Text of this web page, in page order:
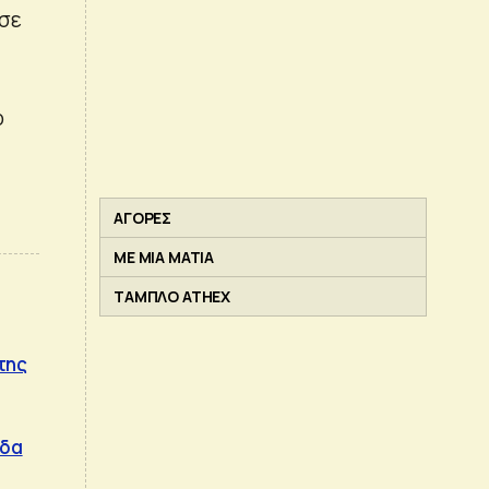
ΑΓΟΡΕΣ
ΜΕ ΜΙΑ ΜΑΤΙΑ
ΤΑΜΠΛΟ ATHEX